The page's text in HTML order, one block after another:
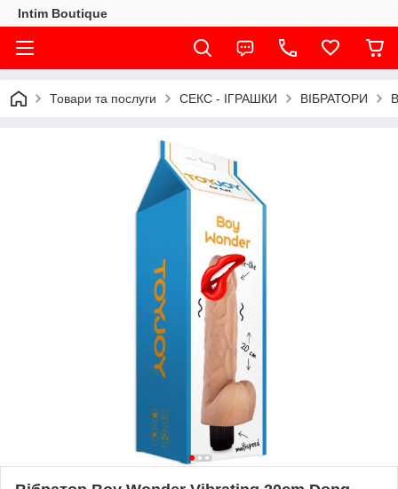
Intim Boutique
Товари та послуги СЕКС - ІГРАШКИ ВІБРАТОРИ